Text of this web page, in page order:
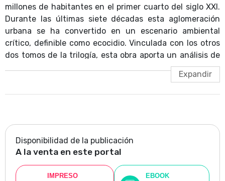
millones de habitantes en el primer cuarto del siglo XXI.
Durante las últimas siete décadas esta aglomeración
urbana se ha convertido en un escenario ambiental
crítico, definible como ecocidio. Vinculada con los otros
dos tomos de la trilogía, esta obra aporta un análisis de
la larga duración de problemas urbanos, ecológicos y
sociales; la revisión crítica del ecocidio contemporáneo
perfilar alternativas resilientes al ecocidio persistente.
Disponibilidad de la publicación
A la venta en este portal
IMPRESO EBOOK